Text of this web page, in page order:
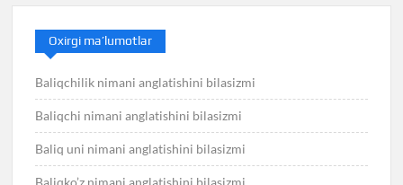
Oxirgi ma’lumotlar
Baliqchilik nimani anglatishini bilasizmi
Baliqchi nimani anglatishini bilasizmi
Baliq uni nimani anglatishini bilasizmi
Baliqko’z nimani anglatishini bilasizmi